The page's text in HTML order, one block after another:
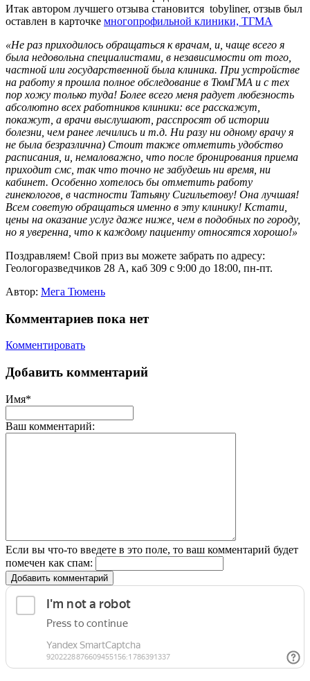
Итак автором лучшего отзыва становится tobyliner, отзыв был
оставлен в карточке многопрофильной клиники, ТГМА
«Не раз приходилось обращаться к врачам, и, чаще всего я
была недовольна специалистами, в независимости от того,
частной или государственной была клиника. При устройстве
на работу я прошла полное обследование в ТюмГМА и с тех
пор хожу только туда! Более всего меня радует любезность
абсолютно всех работников клиники: все расскажут,
покажут, а врачи выслушают, расспросят об истории
болезни, чем ранее лечились и т.д. Ни разу ни одному врачу я
не была безразлична) Стоит также отметить удобство
расписания, и, немаловажно, что после бронирования приема
приходит смс, так что точно не забудешь ни время, ни
кабинет. Особенно хотелось бы отметить работу
гинекологов, в частности Татьяну Сигильетову! Она лучшая!
Всем советую обращаться именно в эту клинику! Кстати,
цены на оказание услуг даже ниже, чем в подобных по городу,
но я уверенна, что к каждому пациенту относятся хорошо!»
Поздравляем! Свой приз вы можете забрать по адресу:
Геологоразведчиков 28 А, каб 309 с 9:00 до 18:00, пн-пт.
Автор: Мега Тюмень
Комментариев пока нет
Комментировать
Добавить комментарий
Имя*
Ваш комментарий:
Если вы что-то введете в это поле, то ваш комментарий будет
помечен как спам:
Добавить комментарий